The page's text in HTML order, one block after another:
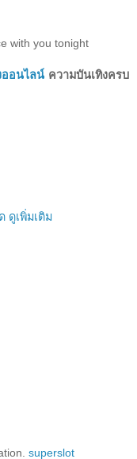
with you tonight
ออนไลน์ความบันเทิงครบ
ดูเพิ่มเติม
superslot